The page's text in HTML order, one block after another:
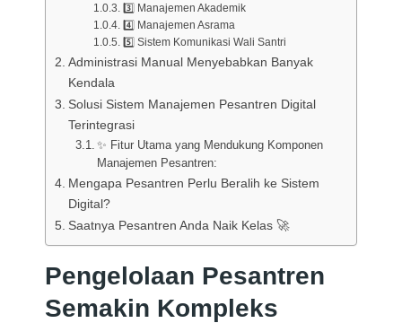
3️⃣ Manajemen Akademik
4️⃣ Manajemen Asrama
5️⃣ Sistem Komunikasi Wali Santri
Administrasi Manual Menyebabkan Banyak
Kendala
Solusi Sistem Manajemen Pesantren Digital
Terintegrasi
✨ Fitur Utama yang Mendukung Komponen
Manajemen Pesantren:
Mengapa Pesantren Perlu Beralih ke Sistem
Digital?
Saatnya Pesantren Anda Naik Kelas 🚀
Pengelolaan Pesantren
Semakin Kompleks